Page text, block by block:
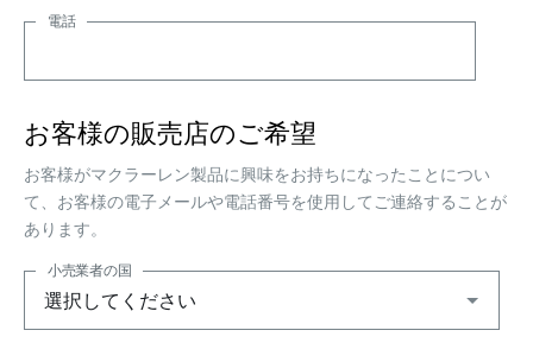
電話
お客様の販売店のご希望
お客様がマクラーレン製品に興味をお持ちになったことについ
て、お客様の電子メールや電話番号を使用してご連絡することが
あります。
小売業者の国